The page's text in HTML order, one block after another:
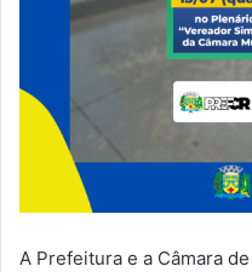
A Prefeitura e a Câmara